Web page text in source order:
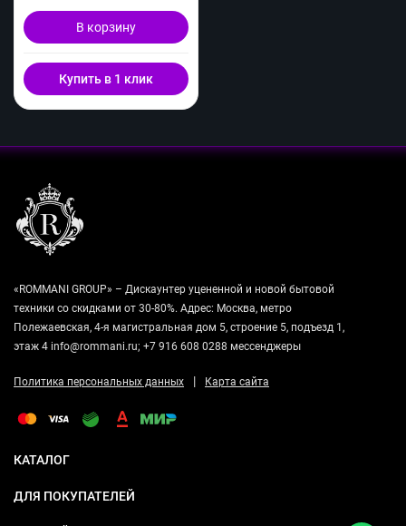
В корзину
Купить в 1 клик
«ROMMANI GROUP» – Дискаунтер уцененной и новой бытовой
техники со скидками от 30-80%. Адрес: Москва, метро
Полежаевская, 4-я магистральная дом 5, строение 5, подъезд 1,
этаж 4 info@rommani.ru; +7 916 608 0288 мессенджеры
Политика персональных данных | Карта сайта
КАТАЛОГ
ДЛЯ ПОКУПАТЕЛЕЙ